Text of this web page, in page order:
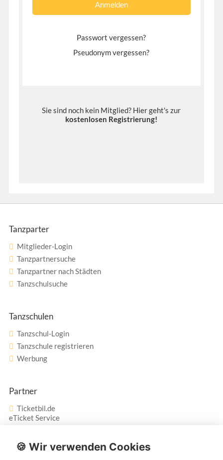
Passwort vergessen?
Pseudonym vergessen?
Sie sind noch kein Mitglied? Hier geht's zur
kostenlosen Registrierung!
Tanzparter
Mitglieder-Login
Tanzpartnersuche
Tanzpartner nach Städten
Tanzschulsuche
Tanzschulen
Tanzschul-Login
Tanzschule registrieren
Werbung
Partner
Ticketbil.de
eTicket Service
Vertrag widerrufen
🍪 Wir verwenden Cookies